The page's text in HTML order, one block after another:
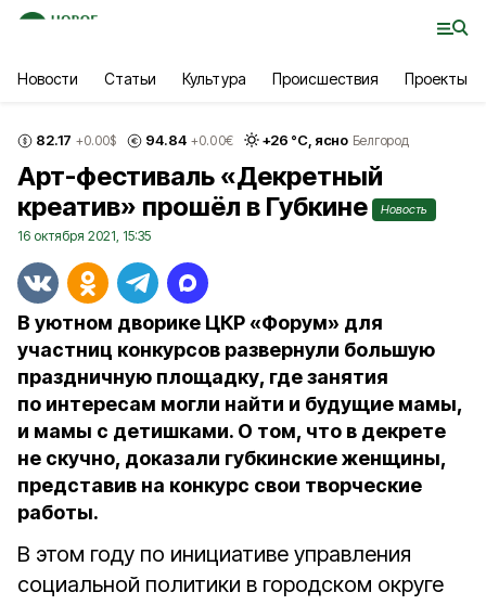
Новости Статьи Культура Происшествия Проекты
82.17 +0.00$ 94.84 +0.00€ +26 °С, ясно Белгород
Арт-фестиваль «Декретный
креатив» прошёл в Губкине
Новость
16 октября 2021, 15:35
В уютном дворике ЦКР «Форум» для
участниц конкурсов развернули большую
праздничную площадку, где занятия
по интересам могли найти и будущие мамы,
и мамы с детишками. О том, что в декрете
не скучно, доказали губкинские женщины,
представив на конкурс свои творческие
работы.
В этом году по инициативе управления
социальной политики в городском округе